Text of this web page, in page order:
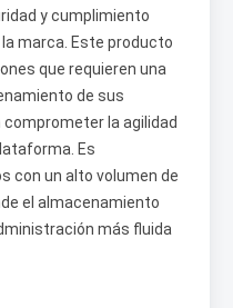
y cumplimiento
marca. Este producto
que requieren una
de sus
la agilidad
Es
con un alto volumen de
el almacenamiento
más fluida